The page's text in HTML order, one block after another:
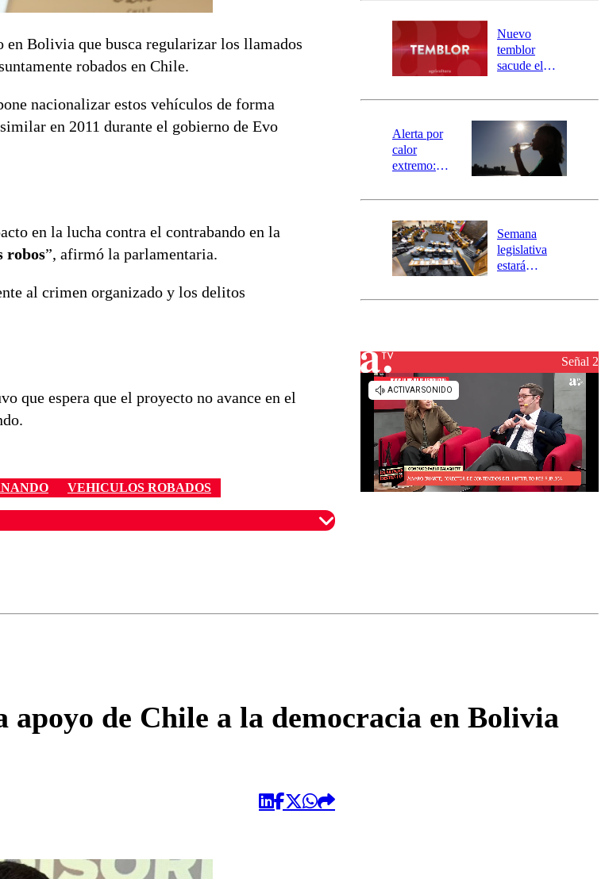
Bolivia que busca regularizar los llamados
robados en Chile.
nacionalizar estos vehículos de forma
en 2011 durante el gobierno de Evo
en la lucha contra el contrabando en la
robos”, afirmó la parlamentaria.
al crimen organizado y los delitos
que espera que el proyecto no avance en el
VEHICULOS ROBADOS
río Damas:
activa
mensajería
SAE
Nuevo
temblor
sacude el
revisa la
epicentro
Alerta por
calor
extremo:
activa Alerta
Preventiva en
tres comunas
Semana
legislativa
estará
el fin de la
reconstrucciónSeñal 2
de Chile a la democracia en Bolivia